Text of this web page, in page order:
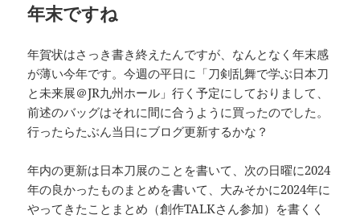
年末ですね
年賀状はさっき書き終えたんですが、なんとなく年末感
が薄い今年です。今週の平日に「刀剣乱舞で学ぶ日本刀
と未来展＠JR九州ホール」行く予定にしておりまして、
前述のバッグはそれに間に合うように買ったのでした。
行ったらたぶん当日にブログ更新するかな？
年内の更新は日本刀展のことを書いて、次の日曜に2024
年の良かったものまとめを書いて、大みそかに2024年に
やってきたことまとめ（創作TALKさん参加）を書くく